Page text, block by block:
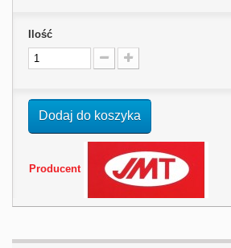
Ilość
Dodaj do koszyka
Producent